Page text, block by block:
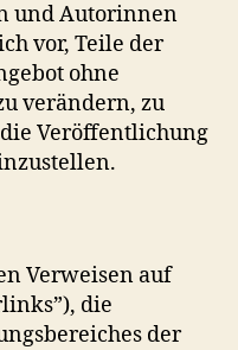
und Autorinnen
vor, Teile der
ohne
verändern, zu
Veröffentlichung
Verweisen auf
die
der